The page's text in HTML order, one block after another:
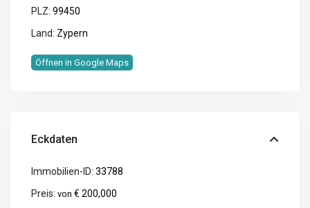
PLZ: 99450
Land: Zypern
Öffnen in Google Maps
Eckdaten
Immobilien-ID: 33788
Preis: von € 200,000